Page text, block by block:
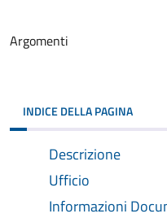
Argomenti
INDICE DELLA PAGINA
Descrizione
Ufficio
Informazioni